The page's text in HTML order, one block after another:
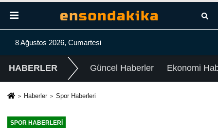
8 Ağustos 2026, Cumartesi
HABERLER Güncel Haberler Ekonomi
Haberler Spor Haberleri
SPOR HABERLERI